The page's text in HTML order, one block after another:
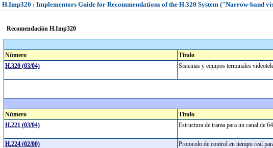
H.Imp320 : Implementors Guide for Recommendations of the H.320 System ("Narrow-band
Recomendación H.Imp320
Número
Título
H.320 (03/04)
Sistemas y equipos terminales
Número
Título
H.221 (03/04)
Estructura de trama para un canal de
H.224 (02/00) Protocolo de control en tiempo real